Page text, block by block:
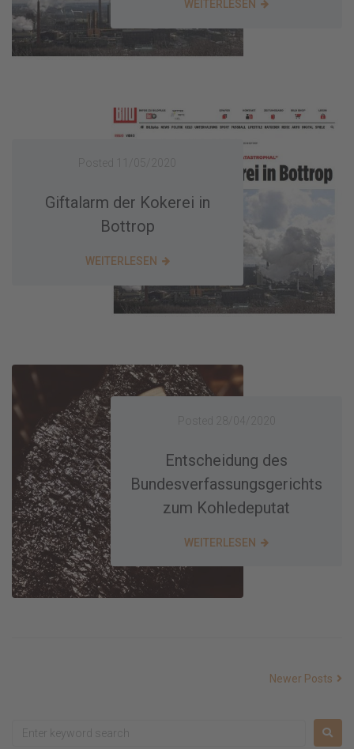
WEITERLESEN
Posted
Giftalarm der Kokerei in
Bottrop
WEITERLESEN
Posted 28/04/2020
Entscheidung des
Bundesverfassungsgerichts
zum Kohledeputat
WEITERLESEN
Newer Posts